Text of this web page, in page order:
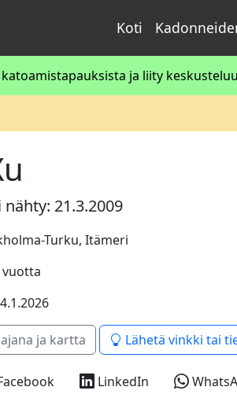
Koti
ja liity
21.3.2009
Turku, Itämeri
vuotta
4.1.2026
ja kartta Lähetä vinkki tai
LinkedIn